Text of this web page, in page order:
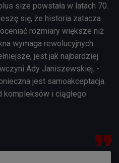
size powstała w latach 70.
się, że historia zatacza
rozmiary większe niż
wymaga rewolucyjnych
jest jak najbardziej
Ady Janiszewskiej. -
jest samoakceptacja.
kompleksów i ciągłego